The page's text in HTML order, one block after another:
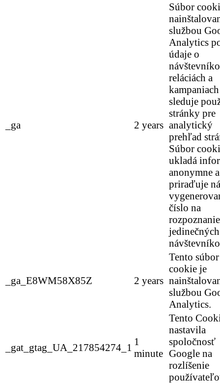
_ga 2 years
Súbor
službou
Analytics
údaje o
reláciách a
sleduje
stránky pre
analytický
prehľad
Súbor
ukladá
anonymne a
priraďuje
číslo na
rozpoznanie
jedinečných
_ga_E8WM58X85Z 2 years
Tento súbor
cookie je
službou
Analytics.
_gat_gtag_UA_217854274_1
1
minute
Tento
nastavila
spoločnosť
Google na
rozlíšenie